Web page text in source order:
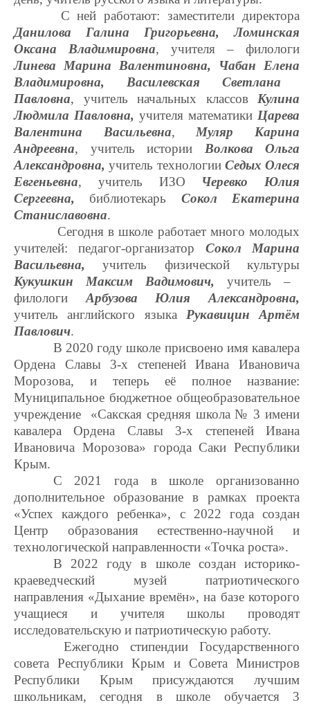
С ней работают: заместители директора
Данилова Галина Григорьевна, Ломинская
Оксана Владимировна, учителя – филологи
Линева Марина Валентиновна, Чабан Елена
Владимировна, Василевская Светлана
Павловна, учитель начальных классов Кулина
Людмила Павловна, учителя математики Царева
Валентина Васильевна, Муляр Карина
Андреевна, учитель истории Волкова Ольга
Александровна,учитель технологии Седых Олеся
Евгеньевна, учитель ИЗО Черевко Юлия
Сергеевна, библиотекарь Сокол Екатерина
Станиславовна.
Сегодня в школе работает много молодых
учителей: педагог-организатор Сокол Марина
Васильевна,учитель физической культуры
Кукушкин Максим Вадимович, учитель –
филологи Арбузова Юлия Александровна,
учитель английского языка Рукавицин Артём
Павлович.
В 2020 году школе присвоено имя кавалера
Ордена Славы 3-х степеней Ивана Ивановича
Морозова, и теперь её полное название:
Муниципальное бюджетное общеобразовательное
учреждение «Сакская средняя школа № 3 имени
кавалера Ордена Славы 3-х степеней Ивана
Ивановича Морозова» города Саки Республики
Крым.
С 2021 года в школе организованно
дополнительное образование в рамках проекта
«Успех каждого ребенка», с 2022 года создан
Центр образования естественно-научной и
технологической направленности «Точка роста».
В 2022 году в школе создан историко-
краеведческий музей патриотического
направления «Дыхание времён», на базе которого
учащиеся и учителя школы проводят
исследовательскую и патриотическую работу.
Ежегодно стипендии Государственного
совета Республики Крым и Совета Министров
Республики Крым присуждаются лучшим
школьникам, сегодня в школе обучается 3